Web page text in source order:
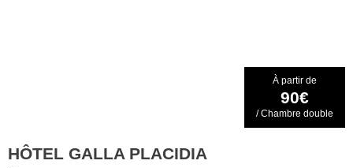
À partir de
90€
/ Chambre double
HÔTEL GALLA PLACIDIA